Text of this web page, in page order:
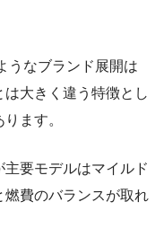
うなブランド展開は
大きく違う特徴とし
ます。
要モデルはマイルド
費のバランスが取れ